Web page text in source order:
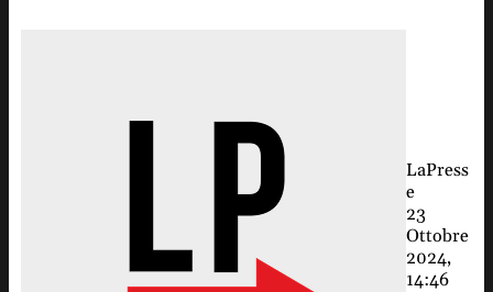
LaPress
e
23
Ottobre
2024,
14:46